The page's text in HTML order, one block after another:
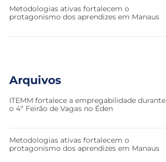
Metodologias ativas fortalecem o
protagonismo dos aprendizes em Manaus
Arquivos
ITEMM fortalece a empregabilidade durante
o 4º Feirão de Vagas no Éden
Metodologias ativas fortalecem o
protagonismo dos aprendizes em Manaus